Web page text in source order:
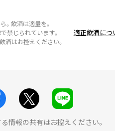
。飲酒は適量を。
禁じられています。
酒はお控えください。
適正飲酒につ
情報の共有はお控えください。